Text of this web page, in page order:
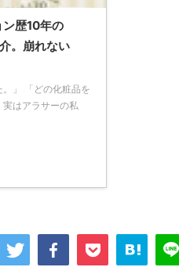
ン歴10年の
。崩れない
。」 「どの化粧品を
はアラサーの私